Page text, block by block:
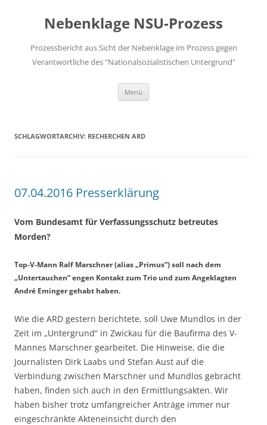
springenNebenklage NSU-Prozess
Prozessbericht aus Sicht der Nebenklage im Prozess gegen
Verantwortliche des "Nationalsozialistischen Untergrund"
Menü
SCHLAGWORTARCHIV: RECHERCHEN ARD
07.04.2016 Presserklärung
Vom Bundesamt für Verfassungsschutz betreutes
Morden?
Top-V-Mann Ralf Marschner (alias „Primus“) soll nach dem
„Untertauchen“ engen Kontakt zum Trio und zum Angeklagten
André Eminger gehabt haben.
Wie die ARD gestern berichtete, soll Uwe Mundlos in der
Zeit im „Untergrund“ in Zwickau für die Baufirma des V-
Mannes Marschner gearbeitet. Die Hinweise, die die
Journalisten Dirk Laabs und Stefan Aust auf die
Verbindung zwischen Marschner und Mundlos gebracht
haben, finden sich auch in den Ermittlungsakten. Wir
haben bisher trotz umfangreicher Anträge immer nur
eingeschränkte Akteneinsicht durch den